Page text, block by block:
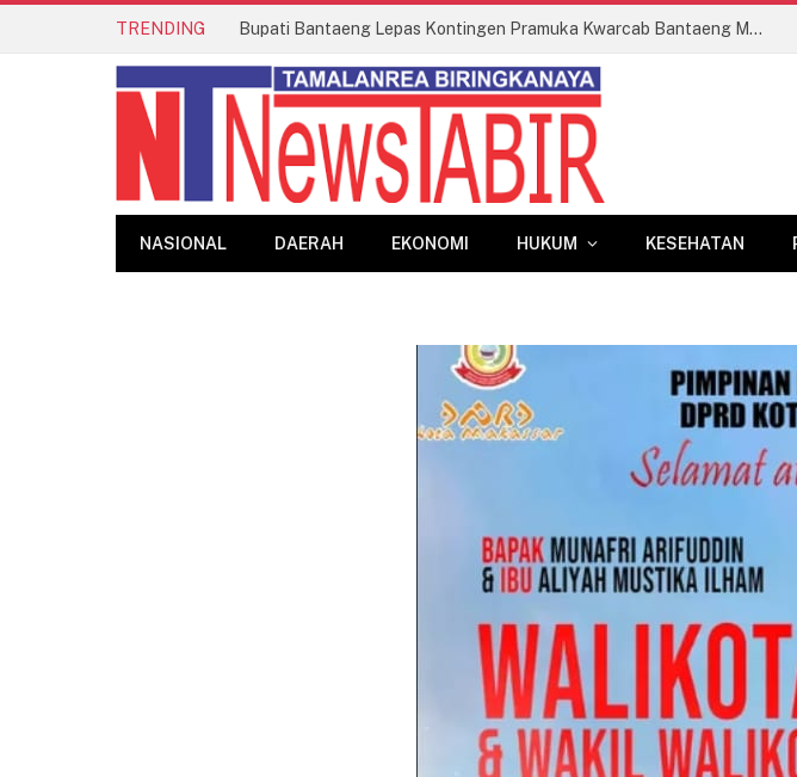
TRENDING Bupati Bantaeng Lepas Kontingen Pramuka Kwarcab Bantaeng Menuju Jambore Nasional XII Tahun 2026
NASIONAL DAERAH EKONOMI HUKUM KESEHATAN